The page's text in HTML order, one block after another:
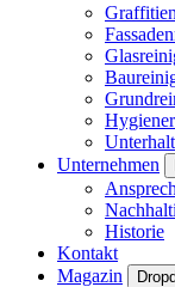
Unternehmen
Historie
Kontakt
Magazin